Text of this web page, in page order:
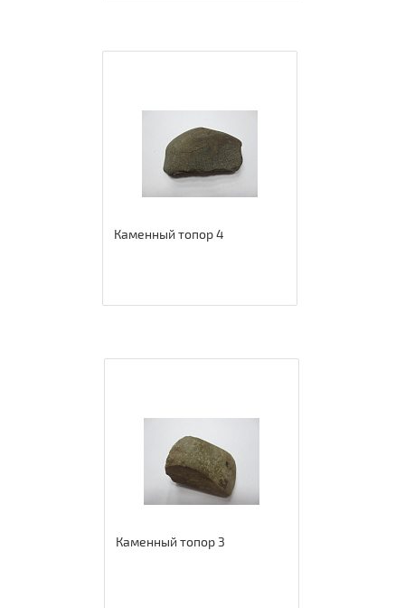
Каменный топор 4
Каменный топор 3